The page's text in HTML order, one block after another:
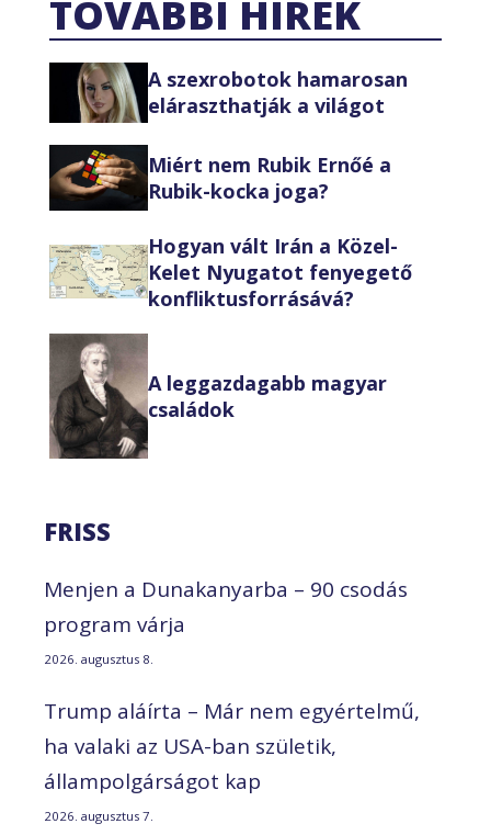
TOVÁBBI HÍREK
A szexrobotok hamarosan
eláraszthatják a világot
Miért nem Rubik Ernőé a
Rubik-kocka joga?
Hogyan vált Irán a Közel-
Kelet Nyugatot fenyegető
konfliktusforrásává?
A leggazdagabb magyar
családok
FRISS
Menjen a Dunakanyarba – 90 csodás
program várja
2026. augusztus 8.
Trump aláírta – Már nem egyértelmű,
ha valaki az USA-ban születik,
állampolgárságot kap
2026. augusztus 7.